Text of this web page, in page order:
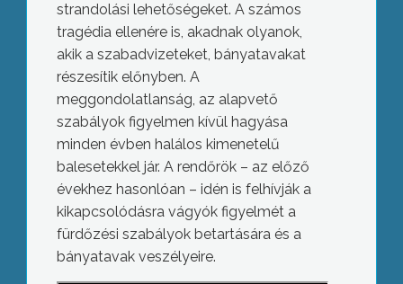
strandolási lehetőségeket. A számos
tragédia ellenére is, akadnak olyanok,
akik a szabadvizeteket, bányatavakat
részesítik előnyben. A
meggondolatlanság, az alapvető
szabályok figyelmen kívül hagyása
minden évben halálos kimenetelű
balesetekkel jár. A rendőrök – az előző
évekhez hasonlóan – idén is felhívják a
kikapcsolódásra vágyók figyelmét a
fürdőzési szabályok betartására és a
bányatavak veszélyeire.